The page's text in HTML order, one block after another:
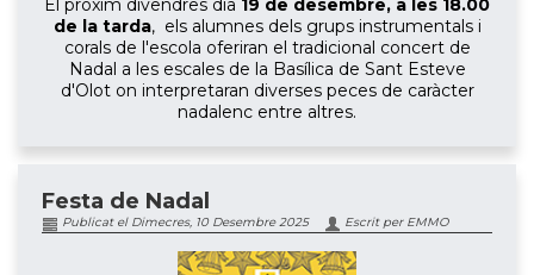
El pròxim divendres dia 19 de desembre, a les 18.00
de la tarda, els alumnes dels grups instrumentals i
corals de l'escola oferiran el tradicional concert de
Nadal a les escales de la Basílica de Sant Esteve
d'Olot on interpretaran diverses peces de caràcter
nadalenc entre altres.
Festa de Nadal
Publicat el Dimecres, 10 Desembre 2025 Escrit per EMMO